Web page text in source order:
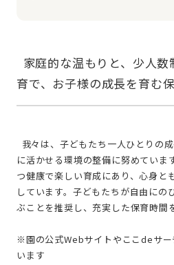
に活かせる環境の整備に努めていま
つ健康で楽しい育成にあり、心身と
しています。子どもたちが自由にの
ぶことを推奨し、充実した保育時間
※園の公式Webサイトやここdeサ